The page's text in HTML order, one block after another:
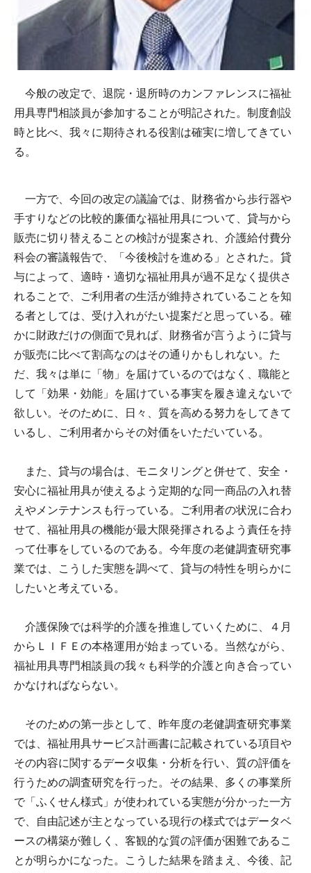
今般の改定で、退院・退所時のカンファレンスに福祉
用具専門相談員が参加することが明記された。制度創設
時と比べ、我々に期待される役割は確実に増してきてい
る。
一方で、今回の改定の議論では、財務省から歩行器や
手すりなどの比較的廉価な福祉用具について、貸与から
販売に切り替えることの検討が提案され、介護給付費分
科会の審議報告で、「今後検討を進める」とされた。貸
与によって、適時・適切な福祉用具が過不足なく提供さ
れることで、ご利用者の生活が維持されていることを知
る者としては、受け入れがたい提案だと思っている。確
かに財政だけの側面で見れば、財務省が言うように貸与
が販売に比べて割高なのはその通りかもしれない。た
だ、我々は単に「物」を届けているのではなく、職能と
して「効果・効能」を届けている事実を履き違えないで
欲しい。そのために、日々、質を高める努力をしてきて
いるし、ご利用者からその対価をいただいている。
また、貸与の場合は、モニタリングと併せて、安全・
安心に福祉用具が使えるよう定期的な同一商品の入れ替
えやメンテナンスも行っている。ご利用者の状況に合わ
せて、福祉用具の機能が最大限発揮されるよう責任を持
って仕事をしているのである。今年度の老健調査研究事
業では、こうした実態を調べて、貸与の特性を明らかに
したいと考えている。
介護保険では科学的介護を推進していくために、４月
からＬＩＦＥの本格運用が始まっている。当然ながら、
福祉用具専門相談員の我々も科学的介護と向き合ってい
かなければならない。
そのための第一歩として、昨年度の老健調査研究事業
では、福祉用具サービス計画書に記載されている項目や
その内容に関するデータ収集・分析を行い、質の評価を
行うための調査研究を行った。その結果、多くの事業所
で「ふくせん様式」が使われている実態が分かった一方
で、自由記述が主となっている現行の様式ではデータベ
ースの構築が難しく、客観的な質の評価が困難であるこ
とが明らかになった。こうした結果を踏まえ、今後、記